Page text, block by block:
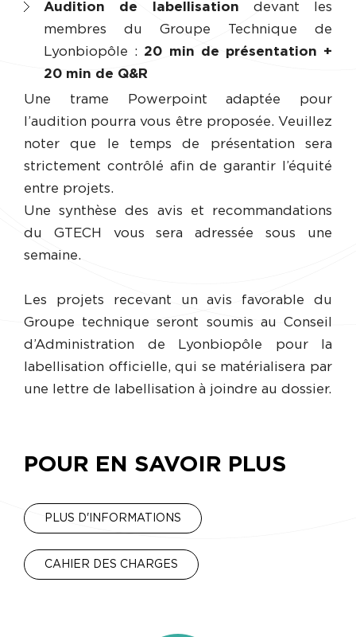
Audition de labellisation devant les
membres du Groupe Technique de
Lyonbiopôle : 20 min de présentation +
20 min de Q&R
Une trame Powerpoint adaptée pour
l’audition pourra vous être proposée. Veuillez
noter que le temps de présentation sera
strictement contrôlé afin de garantir l’équité
entre projets.
Une synthèse des avis et recommandations
du GTECH vous sera adressée sous une
semaine.
Les projets recevant un avis favorable du
Groupe technique seront soumis au Conseil
d’Administration de Lyonbiopôle pour la
labellisation officielle, qui se matérialisera par
une lettre de labellisation à joindre au dossier.
POUR EN SAVOIR PLUS
PLUS D'INFORMATIONS
CAHIER DES CHARGES